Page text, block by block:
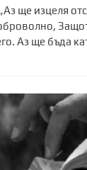
ще изцеля
Аз ще бъда